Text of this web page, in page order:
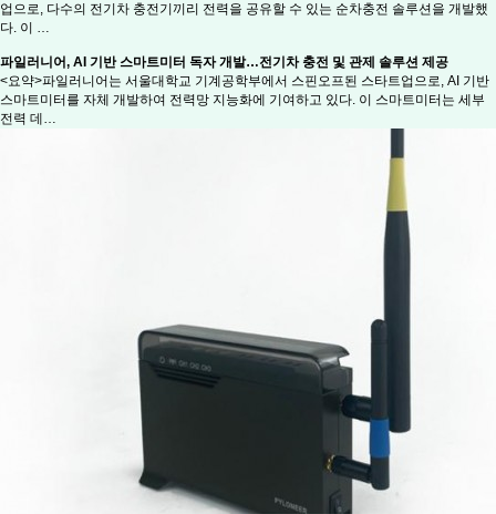
업으로, 다수의 전기차 충전기끼리 전력을 공유할 수 있는 순차충전 솔루션을 개발했
다. 이 …
파일러니어, AI 기반 스마트미터 독자 개발…전기차 충전 및 관제 솔루션 제공
<요약>파일러니어는 서울대학교 기계공학부에서 스핀오프된 스타트업으로, AI 기반
스마트미터를 자체 개발하여 전력망 지능화에 기여하고 있다. 이 스마트미터는 세부
전력 데…